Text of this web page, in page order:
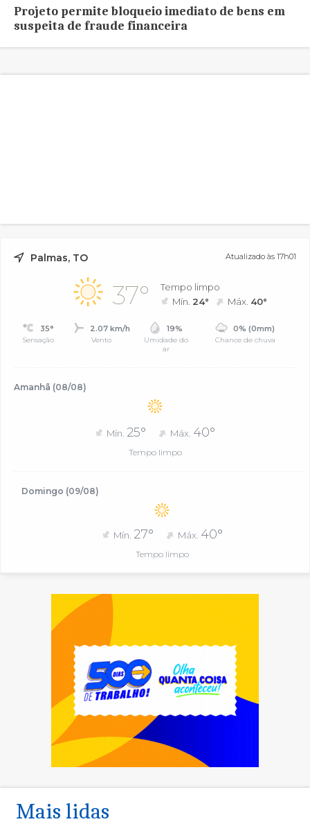
Projeto permite bloqueio imediato de bens em
suspeita de fraude financeira
Palmas, TO Atualizado às 17h01
37°
Tempo limpo
Mín. 24° Máx. 40°
35°
Sensação
2.07 km/h
Vento
19%
Umidade do
ar
0% (0mm)
Chance de chuva
Amanhã (08/08)
Mín. 25° Máx. 40°
Tempo limpo
Domingo (09/08)
Mín. 27° Máx. 40°
Tempo limpo
Mais lidas